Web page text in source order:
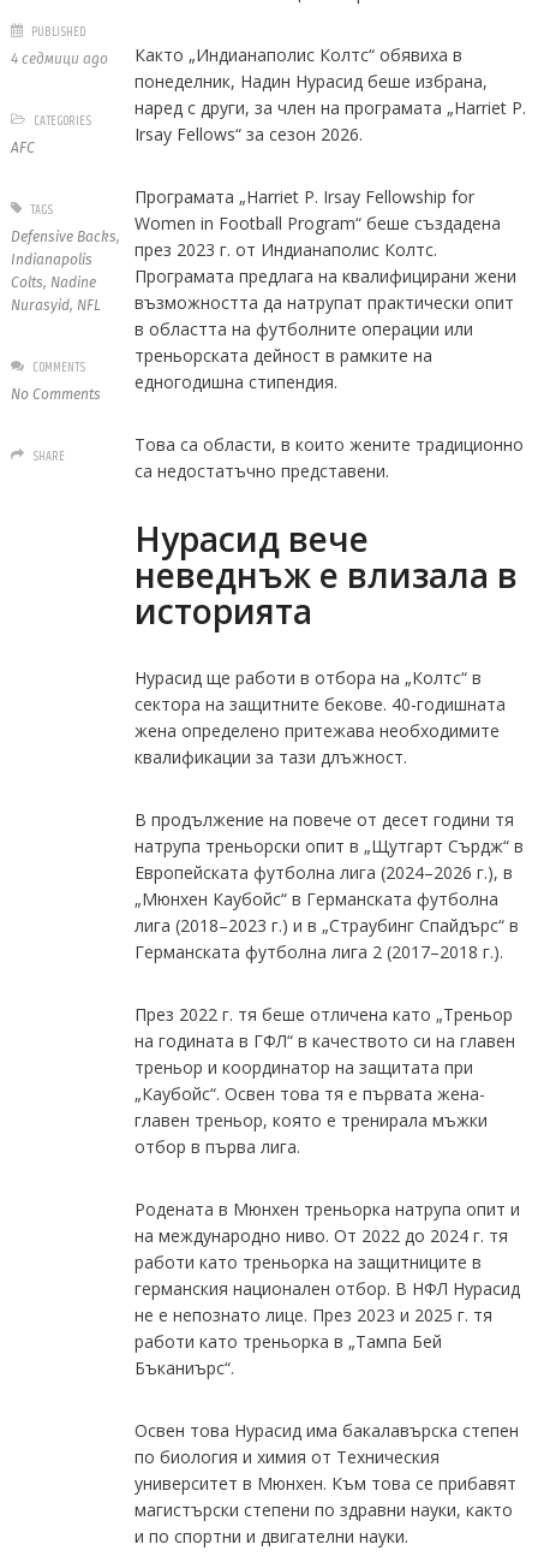
Както „Индианаполис Колтс“ обявиха в
понеделник, Надин Нурасид беше избрана,
наред с други, за член на програмата „Harriet P.
Irsay Fellows“ за сезон 2026.
Програмата „Harriet P. Irsay Fellowship for
Women in Football Program“ беше създадена
през 2023 г. от Индианаполис Колтс.
Програмата предлага на квалифицирани жени
възможността да натрупат практически опит
в областта на футболните операции или
треньорската дейност в рамките на
едногодишна стипендия.
Това са области, в които жените традиционно
са недостатъчно представени.
Нурасид вече
неведнъж е влизала в
историята
Нурасид ще работи в отбора на „Колтс“ в
сектора на защитните бекове. 40-годишната
жена определено притежава необходимите
квалификации за тази длъжност.
В продължение на повече от десет години тя
натрупа треньорски опит в „Щутгарт Сърдж“ в
Европейската футболна лига (2024–2026 г.), в
„Мюнхен Каубойс“ в Германската футболна
лига (2018–2023 г.) и в „Страубинг Спайдърс“ в
Германската футболна лига 2 (2017–2018 г.).
През 2022 г. тя беше отличена като „Треньор
на годината в ГФЛ“ в качеството си на главен
треньор и координатор на защитата при
„Каубойс“. Освен това тя е първата жена-
главен треньор, която е тренирала мъжки
отбор в първа лига.
Родената в Мюнхен треньорка натрупа опит и
на международно ниво. От 2022 до 2024 г. тя
работи като треньорка на защитниците в
германския национален отбор. В НФЛ Нурасид
не е непознато лице. През 2023 и 2025 г. тя
работи като треньорка в „Тампа Бей
Бъканиърс“.
Освен това Нурасид има бакалавърска степен
по биология и химия от Техническия
университет в Мюнхен. Към това се прибавят
магистърски степени по здравни науки, както
и по спортни и двигателни науки.
PUBLISHED
4 седмици ago
CATEGORIES
AFC
TAGS
Defensive Backs,
Indianapolis
Colts, Nadine
Nurasyid, NFL
COMMENTS
No Comments
SHARE